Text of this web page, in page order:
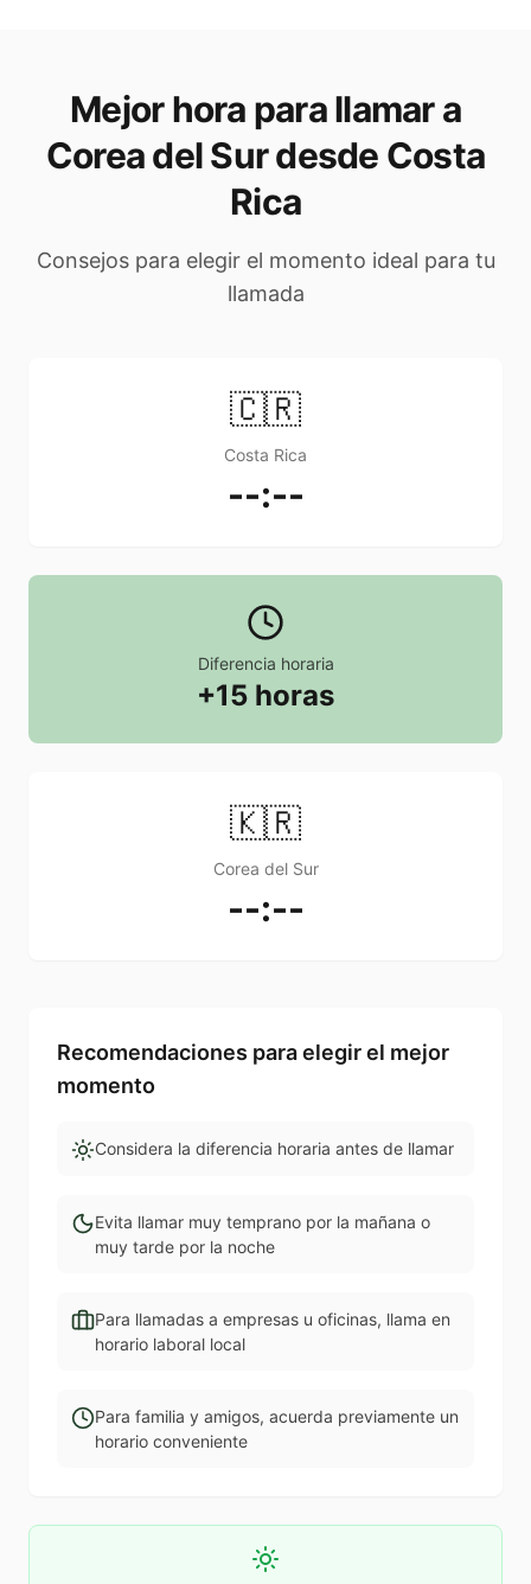
Mejor hora para llamar a
Corea del Sur desde Costa
Rica
Consejos para elegir el momento ideal para tu
llamada
🇨🇷
Costa Rica
--:--
Diferencia horaria
+15 horas
🇰🇷
Corea del Sur
--:--
Recomendaciones para elegir el mejor
momento
Considera la diferencia horaria antes de llamar
Evita llamar muy temprano por la mañana o
muy tarde por la noche
Para llamadas a empresas u oficinas, llama en
horario laboral local
Para familia y amigos, acuerda previamente un
horario conveniente